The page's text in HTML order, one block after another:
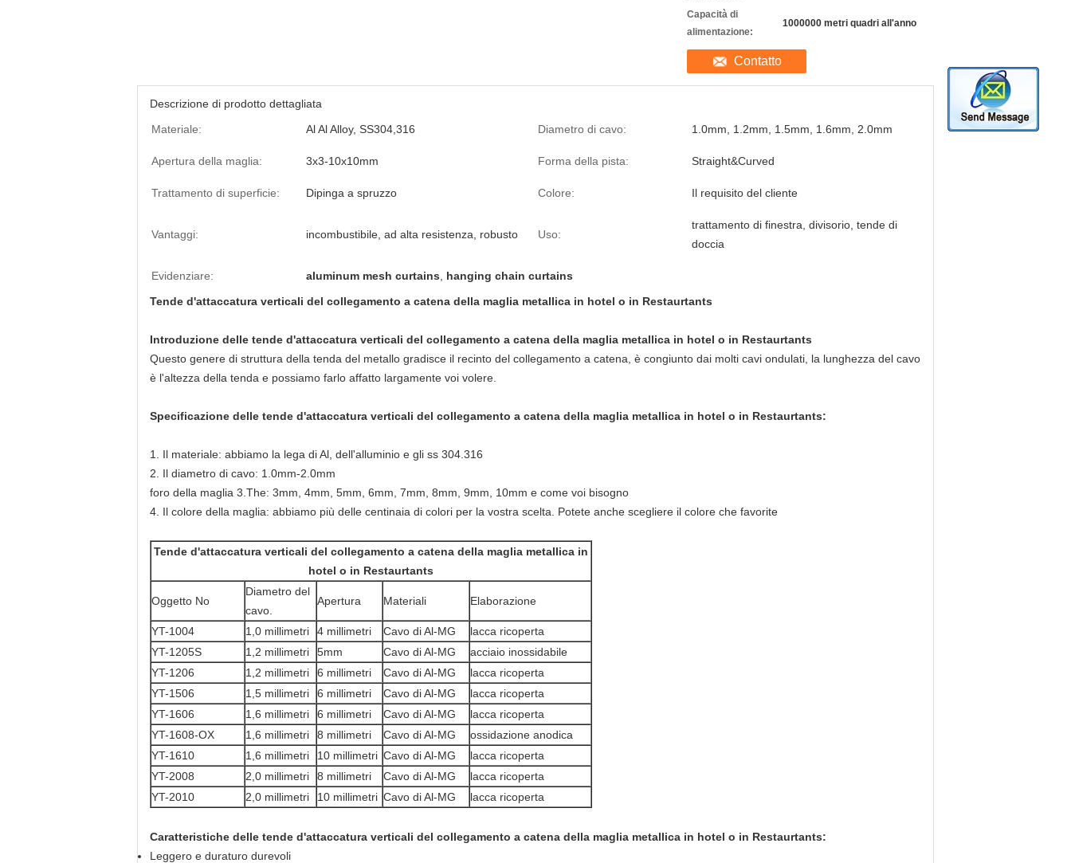
Capacità di
alimentazione:
1000000 metri quadri all'anno
Contatto
Descrizione di prodotto dettagliata
Materiale:
Al Al Alloy, SS304,316 Diametro di cavo: 1.0mm, 1.2mm, 1.5mm, 1.6mm, 2.0mm
Apertura della maglia: 3x3-10x10mm Forma della pista: Straight&Curved
Trattamento di superficie: Dipinga a spruzzo Colore: Il requisito del cliente
Vantaggi: incombustibile, ad alta resistenza, robusto Uso:
trattamento di finestra, divisorio, tende di
doccia
Evidenziare: aluminum mesh curtains
hanging chain curtains
Tende d'attaccatura verticali del collegamento a catena della maglia metallica in hotel o in Restaurtants
Introduzione delle tende d'attaccatura verticali del collegamento a catena della maglia metallica in hotel o in Restaurtants
Questo genere di struttura della tenda del metallo gradisce il recinto del collegamento a catena, è congiunto dai molti cavi ondulati, la lunghezza del cavo
è l'altezza della tenda e possiamo farlo affatto largamente voi volere.
Specificazione delle tende d'attaccatura verticali del collegamento a catena della maglia metallica in hotel o in Restaurtants:
1. Il materiale: abbiamo la lega di Al, dell'alluminio e gli ss 304.316
2. Il diametro di cavo: 1.0mm-2.0mm
foro della maglia 3.The: 3mm, 4mm, 5mm, 6mm, 7mm, 8mm, 9mm, 10mm e come voi bisogno
4. Il colore della maglia: abbiamo più delle centinaia di colori per la vostra scelta. Potete anche scegliere il colore che favorite
Tende d'attaccatura verticali del collegamento a catena della maglia metallica in
hotel o in Restaurtants
Oggetto No
Diametro del
cavo.
Apertura Materiali Elaborazione
YT-1004 1,0 millimetri 4 millimetri Cavo di Al-MG
lacca ricoperta
YT-1205S
1,2 millimetri 5mm Cavo di Al-MG
acciaio inossidabile
YT-1206
1,2 millimetri 6 millimetri Cavo di Al-MG
lacca ricoperta
YT-1506
1,5 millimetri 6 millimetri Cavo di Al-MG
lacca ricoperta
YT-1606
1,6 millimetri 6 millimetri Cavo di Al-MG
lacca ricoperta
YT-1608-OX
1,6 millimetri 8 millimetri Cavo di Al-MG
ossidazione anodica
YT-1610
1,6 millimetri 10 millimetri Cavo di Al-MG
lacca ricoperta
YT-2008
2,0 millimetri 8 millimetri Cavo di Al-MG
lacca ricoperta
YT-2010
2,0 millimetri 10 millimetri Cavo di Al-MG lacca ricoperta
Caratteristiche delle tende d'attaccatura verticali del collegamento a catena della maglia metallica in hotel o in Restaurtants:
Leggero e duraturo durevoli